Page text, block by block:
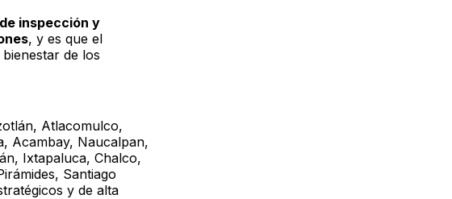
inspección y
, y es que el
de los
Atlacomulco,
Acambay, Naucalpan,
Ixtapaluca, Chalco,
Santiago
y de alta